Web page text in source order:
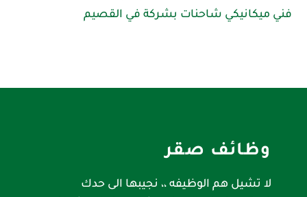
فني ميكانيكي شاحنات بشركة في القصيم
وظائف صقر
لا تشيل هم الوظيفه ،، نجيبها الى حدك